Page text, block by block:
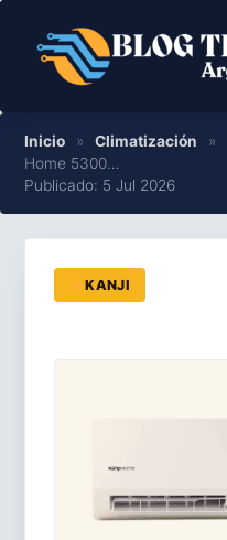
contenido
Inicio » Climatización »
Home 5300…
Publicado: 5 Jul 2026
KANJI